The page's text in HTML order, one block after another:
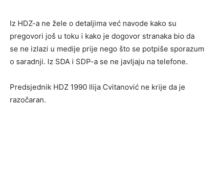
Iz HDZ-a ne žele o detaljima već navode kako su
pregovori još u toku i kako je dogovor stranaka bio da
se ne izlazi u medije prije nego što se potpiše sporazum
o saradnji. Iz SDA i SDP-a se ne javljaju na telefone.
Predsjednik HDZ 1990 Ilija Cvitanović ne krije da je
razočaran.